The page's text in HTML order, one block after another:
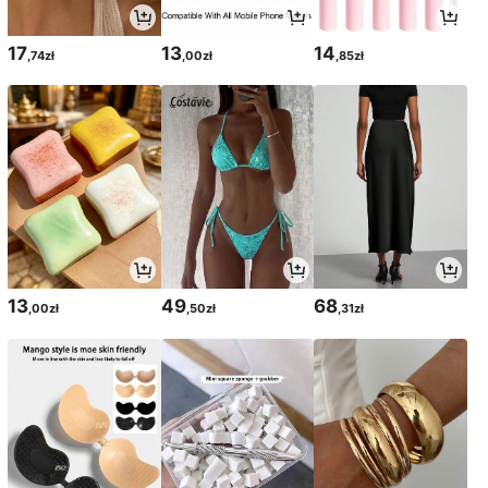
17,74zł 13,00zł 14,85zł
13,00zł 49,50zł 68,31zł